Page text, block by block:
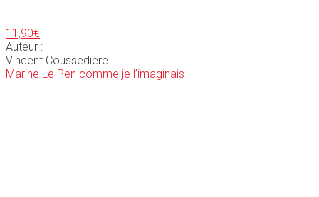
11,90€
Auteur :
Vincent Coussedière
Marine Le Pen comme je l’imaginais